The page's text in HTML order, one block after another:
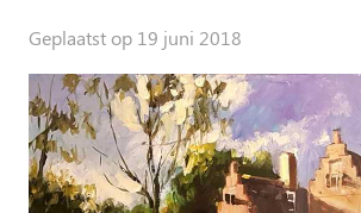
Geplaatst op 19 juni 2018